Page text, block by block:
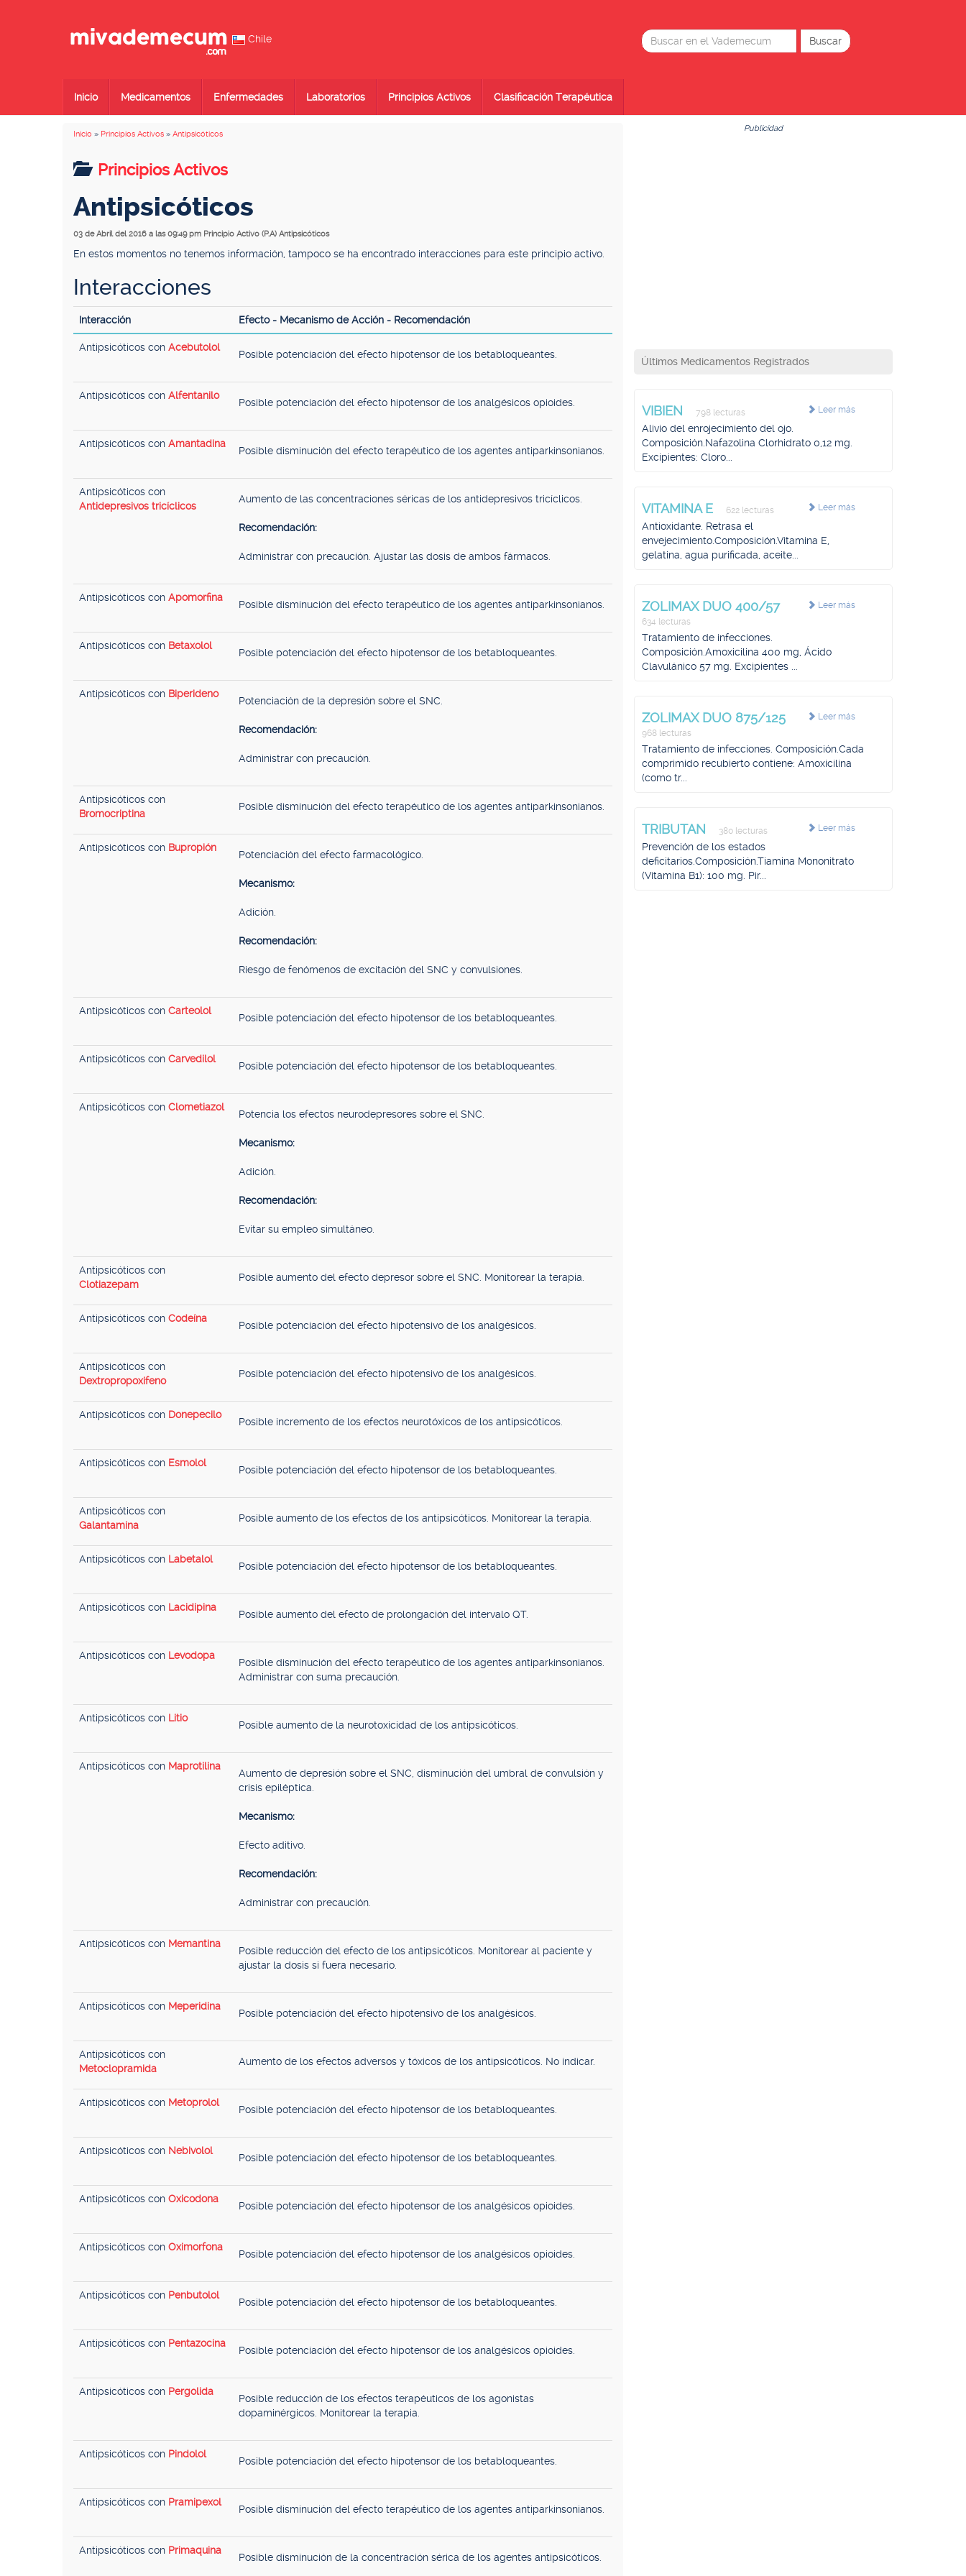
Chile
Inicio Medicamentos Enfermedades Laboratorios Principios Activos Clasificación Terapéutica
Inicio » Principios Activos » Antipsicóticos
Principios Activos
Antipsicóticos
03 de Abril del 2016 a las 09:49 pm Principio Activo (P.A) Antipsicóticos
En estos momentos no tenemos información, tampoco se ha encontrado interacciones para este principio activo.
Interacciones
Interacción Efecto - Mecanismo de Acción - Recomendación
Antipsicóticos con Acebutolol
Posible potenciación del efecto hipotensor de los betabloqueantes.
Antipsicóticos con Alfentanilo
Posible potenciación del efecto hipotensor de los analgésicos opioides.
Antipsicóticos con Amantadina
Posible disminución del efecto terapéutico de los agentes antiparkinsonianos.
Antipsicóticos con
Antidepresivos tricíclicos
Aumento de las concentraciones séricas de los antidepresivos tricíclicos.
Recomendación:
Administrar con precaución. Ajustar las dosis de ambos fármacos.
Antipsicóticos con Apomorfina
Posible disminución del efecto terapéutico de los agentes antiparkinsonianos.
Antipsicóticos con Betaxolol
Posible potenciación del efecto hipotensor de los betabloqueantes.
Antipsicóticos con Biperideno
Potenciación de la depresión sobre el SNC.
Recomendación:
Administrar con precaución.
Antipsicóticos con
Bromocriptina
Posible disminución del efecto terapéutico de los agentes antiparkinsonianos.
Antipsicóticos con Bupropión
Potenciación del efecto farmacológico.
Mecanismo:
Adición.
Recomendación:
Riesgo de fenómenos de excitación del SNC y convulsiones.
Antipsicóticos con Carteolol
Posible potenciación del efecto hipotensor de los betabloqueantes.
Antipsicóticos con Carvedilol
Posible potenciación del efecto hipotensor de los betabloqueantes.
Antipsicóticos con Clometiazol
Potencia los efectos neurodepresores sobre el SNC.
Mecanismo:
Adición.
Recomendación:
Evitar su empleo simultáneo.
Antipsicóticos con
Clotiazepam
Posible aumento del efecto depresor sobre el SNC. Monitorear la terapia.
Antipsicóticos con Codeína
Posible potenciación del efecto hipotensivo de los analgésicos.
Antipsicóticos con
Dextropropoxifeno
Posible potenciación del efecto hipotensivo de los analgésicos.
Antipsicóticos con Donepecilo
Posible incremento de los efectos neurotóxicos de los antipsicóticos.
Antipsicóticos con Esmolol
Posible potenciación del efecto hipotensor de los betabloqueantes.
Antipsicóticos con
Galantamina
Posible aumento de los efectos de los antipsicóticos. Monitorear la terapia.
Antipsicóticos con Labetalol
Posible potenciación del efecto hipotensor de los betabloqueantes.
Antipsicóticos con Lacidipina
Posible aumento del efecto de prolongación del intervalo QT.
Antipsicóticos con Levodopa
Posible disminución del efecto terapéutico de los agentes antiparkinsonianos.
Administrar con suma precaución.
Antipsicóticos con Litio
Posible aumento de la neurotoxicidad de los antipsicóticos.
Antipsicóticos con Maprotilina
Aumento de depresión sobre el SNC, disminución del umbral de convulsión y
crisis epiléptica.
Mecanismo:
Efecto aditivo.
Recomendación:
Administrar con precaución.
Antipsicóticos con Memantina
Posible reducción del efecto de los antipsicóticos. Monitorear al paciente y
ajustar la dosis si fuera necesario.
Antipsicóticos con Meperidina
Posible potenciación del efecto hipotensivo de los analgésicos.
Antipsicóticos con
Metoclopramida
Aumento de los efectos adversos y tóxicos de los antipsicóticos. No indicar.
Antipsicóticos con Metoprolol
Posible potenciación del efecto hipotensor de los betabloqueantes.
Antipsicóticos con Nebivolol
Posible potenciación del efecto hipotensor de los betabloqueantes.
Antipsicóticos con Oxicodona
Posible potenciación del efecto hipotensor de los analgésicos opioides.
Antipsicóticos con Oximorfona
Posible potenciación del efecto hipotensor de los analgésicos opioides.
Antipsicóticos con Penbutolol
Posible potenciación del efecto hipotensor de los betabloqueantes.
Antipsicóticos con Pentazocina
Posible potenciación del efecto hipotensor de los analgésicos opioides.
Antipsicóticos con Pergolida
Posible reducción de los efectos terapéuticos de los agonistas
dopaminérgicos. Monitorear la terapia.
Antipsicóticos con Pindolol
Posible potenciación del efecto hipotensor de los betabloqueantes.
Antipsicóticos con Pramipexol
Posible disminución del efecto terapéutico de los agentes antiparkinsonianos.
Antipsicóticos con Primaquina
Posible disminución de la concentración sérica de los agentes antipsicóticos.
Publicidad
Últimos Medicamentos Registrados
Leer más
VIBIEN 798 lecturas
Alivio del enrojecimiento del ojo.
Composición.Nafazolina Clorhidrato 0,12 mg.
Excipientes: Cloro...
Leer más
VITAMINA E 622 lecturas
Antioxidante. Retrasa el
envejecimiento.Composición.Vitamina E,
gelatina, agua purificada, aceite...
Leer más
ZOLIMAX DUO 400/57
634 lecturas
Tratamiento de infecciones.
Composición.Amoxicilina 400 mg, Ácido
Clavulánico 57 mg. Excipientes ...
Leer más
ZOLIMAX DUO 875/125
968 lecturas
Tratamiento de infecciones. Composición.Cada
comprimido recubierto contiene: Amoxicilina
(como tr...
Leer más
TRIBUTAN 380 lecturas
Prevención de los estados
deficitarios.Composición.Tiamina Mononitrato
(Vitamina B1): 100 mg. Pir...